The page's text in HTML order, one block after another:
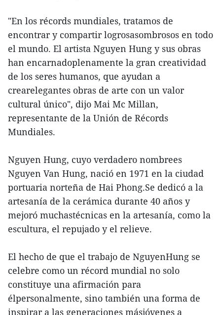
"En los récords mundiales, tratamos de
encontrar y compartir logrosasombrosos en todo
el mundo. El artista Nguyen Hung y sus obras
han encarnadoplenamente la gran creatividad
de los seres humanos, que ayudan a
crearelegantes obras de arte con un valor
cultural único", dijo Mai Mc Millan,
representante de la Unión de Récords
Mundiales.
Nguyen Hung, cuyo verdadero nombrees
Nguyen Van Hung, nació en 1971 en la ciudad
portuaria norteña de Hai Phong.Se dedicó a la
artesanía de la cerámica durante 40 años y
mejoró muchastécnicas en la artesanía, como la
escultura, el repujado y el relieve.
El hecho de que el trabajo de NguyenHung se
celebre como un récord mundial no solo
constituye una afirmación para
élpersonalmente, sino también una forma de
inspirar a las generaciones másjóvenes a